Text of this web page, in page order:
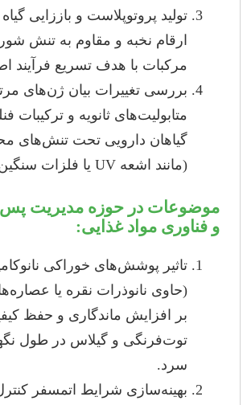
تولید پروتوپلاست و باززایی
ارقام نخبه و مقاوم به تنش
مرکبات با هدف تسریع فرآیند
بررسی تغییرات بیان ژن‌های
متابولیت‌های ثانویه و ترکیبات
گیاهان دارویی تحت تنش‌های
(مانند اشعه UV یا فلزات سنگین).
موضوعات در حوزه مدیریت پس
و فناوری مواد غذایی:
تاثیر پوشش‌های خوراکی
(حاوی نانوذرات نقره یا
بر افزایش ماندگاری و حفظ
توت‌فرنگی و گیلاس در طول
سرد.